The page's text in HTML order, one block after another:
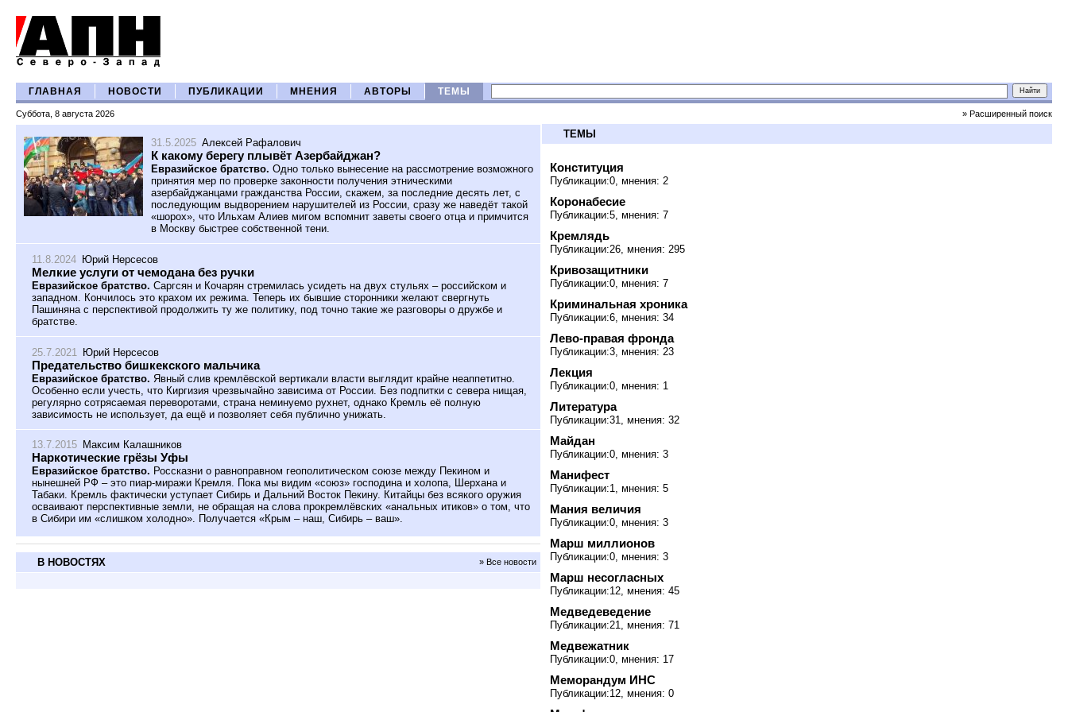
ГЛАВНАЯ НОВОСТИ ПУБЛИКАЦИИ МНЕНИЯ АВТОРЫ ТЕМЫ
Суббота, 8 августа 2026 » Расширенный поиск
31.5.2025 Алексей Рафалович
К какому берегу плывёт Азербайджан?
Евразийское братство. Одно только вынесение на рассмотрение возможного
принятия мер по проверке законности получения этническими
азербайджанцами гражданства России, скажем, за последние десять лет, с
последующим выдворением нарушителей из России, сразу же наведёт такой
«шорох», что Ильхам Алиев мигом вспомнит заветы своего отца и примчится
в Москву быстрее собственной тени.
11.8.2024 Юрий Нерсесов
Мелкие услуги от чемодана без ручки
Евразийское братство. Саргсян и Кочарян стремилась усидеть на двух стульях – российском и
западном. Кончилось это крахом их режима. Теперь их бывшие сторонники желают свергнуть
Пашиняна с перспективой продолжить ту же политику, под точно такие же разговоры о дружбе и
братстве.
25.7.2021 Юрий Нерсесов
Предательство бишкекского мальчика
Евразийское братство. Явный слив кремлёвской вертикали власти выглядит крайне неаппетитно.
Особенно если учесть, что Киргизия чрезвычайно зависима от России. Без подпитки с севера нищая,
регулярно сотрясаемая переворотами, страна неминуемо рухнет, однако Кремль её полную
зависимость не использует, да ещё и позволяет себя публично унижать.
13.7.2015 Максим Калашников
Наркотические грёзы Уфы
Евразийское братство. Россказни о равноправном геополитическом союзе между Пекином и
нынешней РФ – это пиар-миражи Кремля. Пока мы видим «союз» господина и холопа, Шерхана и
Табаки. Кремль фактически уступает Сибирь и Дальний Восток Пекину. Китайцы без всякого оружия
осваивают перспективные земли, не обращая на слова прокремлёвских «анальных итиков» о том, что
в Сибири им «слишком холодно». Получается «Крым – наш, Сибирь – ваш».
В НОВОСТЯХ » Все новости
ТЕМЫ
Конституция
Публикации:0, мнения: 2
Коронабесие
Публикации:5, мнения: 7
Кремлядь
Публикации:26, мнения: 295
Кривозащитники
Публикации:0, мнения: 7
Криминальная хроника
Публикации:6, мнения: 34
Лево-правая фронда
Публикации:3, мнения: 23
Лекция
Публикации:0, мнения: 1
Литература
Публикации:31, мнения: 32
Майдан
Публикации:0, мнения: 3
Манифест
Публикации:1, мнения: 5
Мания величия
Публикации:0, мнения: 3
Марш миллионов
Публикации:0, мнения: 3
Марш несогласных
Публикации:12, мнения: 45
Медведеведение
Публикации:21, мнения: 71
Медвежатник
Публикации:0, мнения: 17
Меморандум ИНС
Публикации:12, мнения: 0